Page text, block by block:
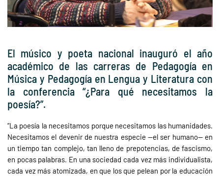
El músico y poeta nacional inauguró el año
académico de las carreras de Pedagogía en
Música y Pedagogía en Lengua y Literatura con
la conferencia “¿Para qué necesitamos la
poesía?”.
“La poesía la necesitamos porque necesitamos las humanidades.
Necesitamos el devenir de nuestra especie —el ser humano— en
un tiempo tan complejo, tan lleno de prepotencias, de fascismo,
en pocas palabras. En una sociedad cada vez más individualista,
cada vez más atomizada, en que los que pelean por la educación